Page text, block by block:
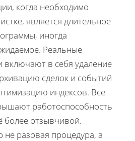
когда необходимо
является длительное
иногда
Реальные
включают в себя удаление
сделок и событий
индексов. Все
работоспособность
более отзывчивой.
разовая процедура, а